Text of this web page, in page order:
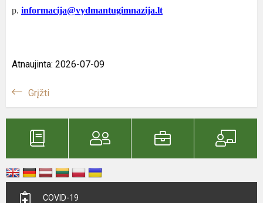
p. informacija@vydmantugimnazija.lt
Atnaujinta: 2026-07-09
Grįžti
COVID-19